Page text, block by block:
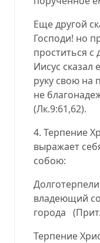
Еще другой
Господи! но
проститься
Иисус
руку свою на
не
(Лк.9:61,62).
4. Терпение
выражает
собою:
владеющий
города
Терпение